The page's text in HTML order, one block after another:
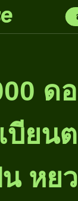
ด
บียน
น หย